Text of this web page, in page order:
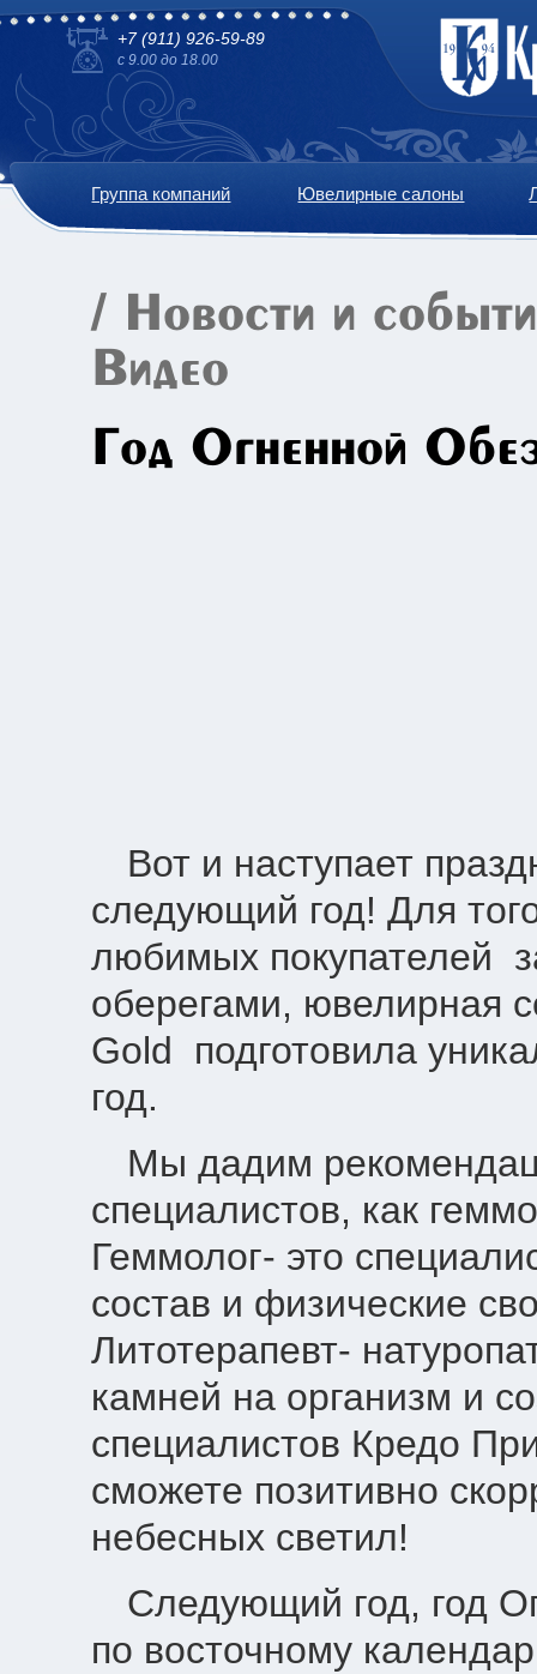
+7 (911) 926-59-89
с 9.00 до 18.00
Группа компаний Ювелирные салоны
/ Новости и
Видео
Год Огненной
Вот и наступает
следующий год! Для
любимых покупателей
оберегами, ювелирная
Gold подготовила
год.
Мы дадим
специалистов, как
Геммолог- это
состав и физические
Литотерапевт-
камней на организм и
специалистов Кредо
сможете позитивно
небесных светил!
Следующий год, год
по восточному